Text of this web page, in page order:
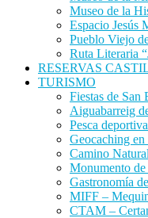
Museo de la
Espacio Jesús
Pueblo Viejo
Ruta Literaria
RESERVAS
TURISMO
Fiestas de San
Aiguabarreig
Pesca
Geocaching
Camino
Monumento
Gastronomía
MIFF –
CTAM –